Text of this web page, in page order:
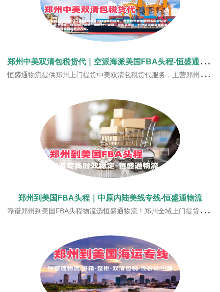
郑
州中美双清包税货代｜空派海派美国FBA头程‑恒盛通物流
恒盛通物流提供郑州上门提货中美双清包税货代服务，主营郑州发美国FBA头程空派、海派、海卡专线，合规DDP清关，适配3C、家居、发制品出货，时效稳定覆盖美西美中美东，一站式美线跨境物流解决方案。
郑州到美国FBA头程｜中原内陆美线专线-恒盛通物流
靠谱郑州到美国FBA头程物流选恒盛通物流！郑州全域上门提货，打通内陆至粤港澳口岸直发通道，承接3C机电带电货、百货大件货物，空派、美森快船、海卡全渠道，双清包税无隐形杂费，全美FBA稳定入仓，欢迎咨询报价。